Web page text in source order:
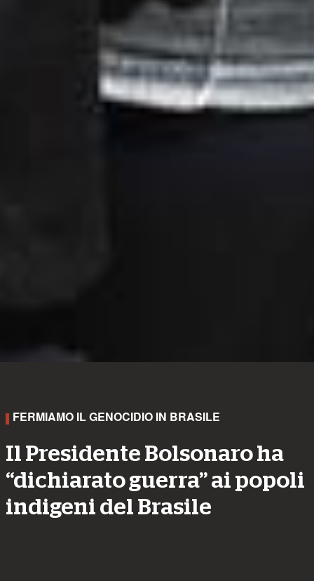
FERMIAMO IL GENOCIDIO IN BRASILE
Il Presidente Bolsonaro ha
“dichiarato guerra” ai popoli
indigeni del Brasile